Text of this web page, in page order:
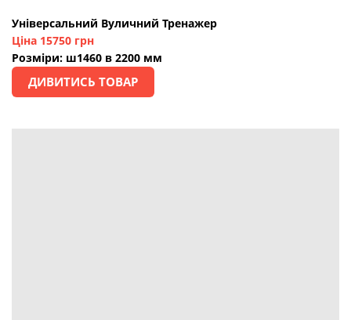
Універсальний Вуличний Тренажер
Ціна 15750 грн
Розміри: ш1460 в 2200 мм
ДИВИТИСЬ ТОВАР